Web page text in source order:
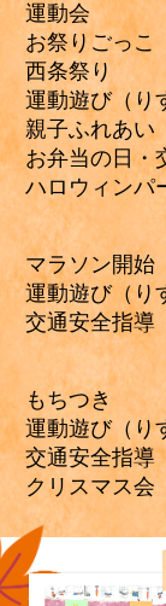
運動会
お祭りごっこ
西条祭り
運動遊び（り
親子ふれあい
お弁当の日・
ハロウィンパ
マラソン開始
運動遊び（り
交通安全指導
もちつき
運動遊び（り
交通安全指導
クリスマス会